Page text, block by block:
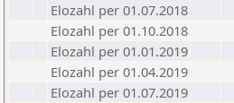
Elozahl per 01.07.2018
Elozahl per 01.10.2018
Elozahl per 01.01.2019
Elozahl per 01.04.2019
Elozahl per 01.07.2019